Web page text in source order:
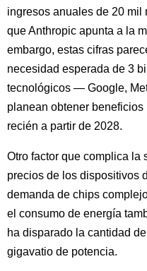
ingresos anuales de 20
que Anthropic apunta a la
embargo, estas cifras
necesidad esperada de 3
tecnológicos — Google,
planean obtener
recién a partir de 2028.
Otro factor que complica la
precios de los dispositivos
demanda de chips
el consumo de energía
ha disparado la cantidad
gigavatio de potencia.